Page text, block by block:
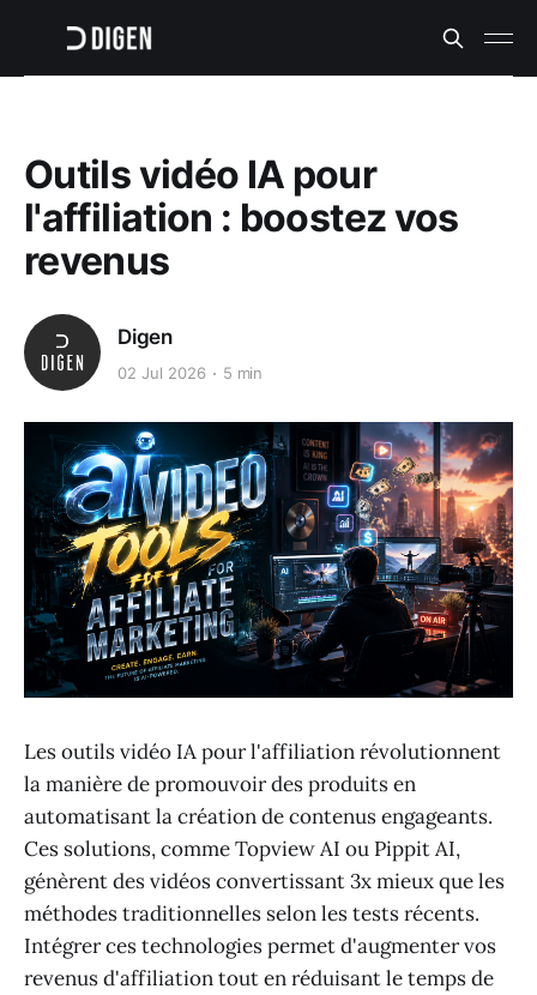
Outils vidéo IA pour
l'affiliation : boostez vos
revenus
Digen
02 Jul 2026 5 min
Les outils vidéo IA pour l'affiliation révolutionnent
la manière de promouvoir des produits en
automatisant la création de contenus engageants.
Ces solutions, comme Topview AI ou Pippit AI,
génèrent des vidéos convertissant 3x mieux que les
méthodes traditionnelles selon les tests récents.
Intégrer ces technologies permet d'augmenter vos
revenus d'affiliation tout en réduisant le temps de